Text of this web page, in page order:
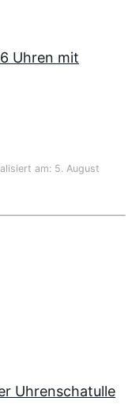
Uhren mit
am: 5. August
Uhrenschatulle